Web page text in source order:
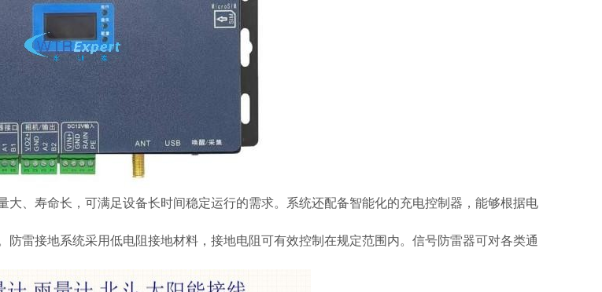
、寿命长，可满足设备长时间稳定运行的需求。系统还配备智能化的充电控制器，能够根据电
雷接地系统采用低电阻接地材料，接地电阻可有效控制在规定范围内。信号防雷器可对各类通